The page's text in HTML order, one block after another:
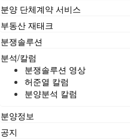
분양 단체계약 서비스
부동산 재태크
분쟁솔루션
분석/칼럼
분쟁솔루션 영상
허준열 칼럼
분양분석 칼럼
분양정보
공지